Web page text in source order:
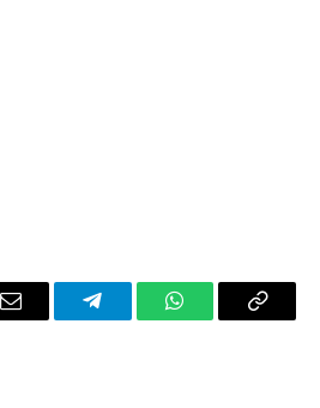
Email TelegramWhatsAppCopy